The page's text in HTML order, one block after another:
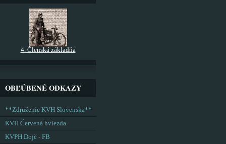
4. Členská základňa
OBĽÚBENÉ ODKAZY
**Združenie KVH Slovenska**
KVH Červená hviezda
KVPH Dojč - FB